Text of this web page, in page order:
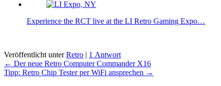
Experience the RCT live at the LI Retro Gaming Expo…
Veröffentlicht unterRetro | 1 Antwort
Beitragsnavigation
← Der neue Retro Computer Commander X16
Tipp: Retro Chip Tester per WiFi ansprechen →